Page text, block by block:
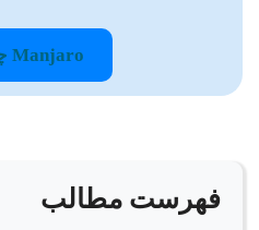
Manjaro چیست؟
فهرست مطالب